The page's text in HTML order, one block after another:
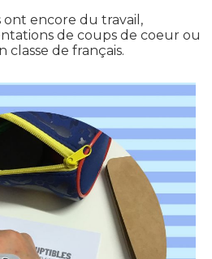
encore du travail,
de coups de coeur ou
de français.